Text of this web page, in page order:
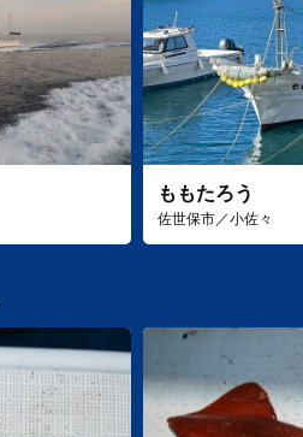
ももたろう
佐世保市／小佐々